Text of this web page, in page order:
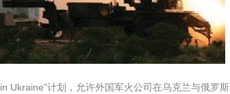
Ukraine”计划，允许外国军火公司在乌克兰与俄罗斯